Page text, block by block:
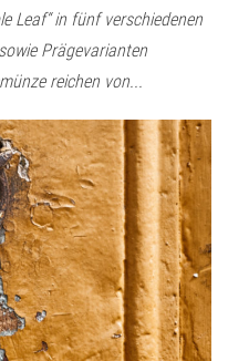
Leaf“ in fünf verschiedenen
Prägevarianten
reichen von...